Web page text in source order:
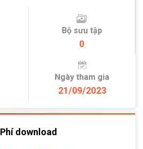
Bộ sưu tập
0
Ngày tham gia
21/09/2023
Phí download